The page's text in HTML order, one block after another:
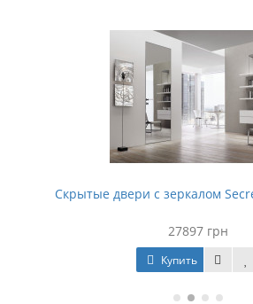
Скрытые двери с зеркалом
27897 грн
Купить